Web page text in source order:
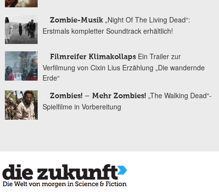
Zombie-Musik „Night Of The Living Dead“:
Erstmals kompletter Soundtrack erhältlich!
Filmreifer Klimakollaps Ein Trailer zur
Verfilmung von Cixin Lius Erzählung „Die wandernde
Erde“
Zombies! – Mehr Zombies! „The Walking Dead“-
Spielfilme in Vorbereitung